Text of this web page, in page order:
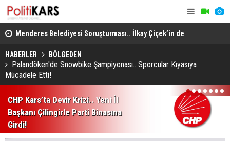
Menderes Belediyesi Soruşturması.. İlkay Çiçek’in de
Aralarında Olduğu 10 Kişi Tutuklandı!
HABERLER BÖLGEDEN
Palandöken'de Snowbike Şampiyonası.. Sporcular Kıyasıya
Mücadele Etti!
CHP Kars’ta Devir Krizi.. Yeni İl
Başkanı Çilingirle Parti Binasına
Girdi!
1 2 3 4 5 6 7